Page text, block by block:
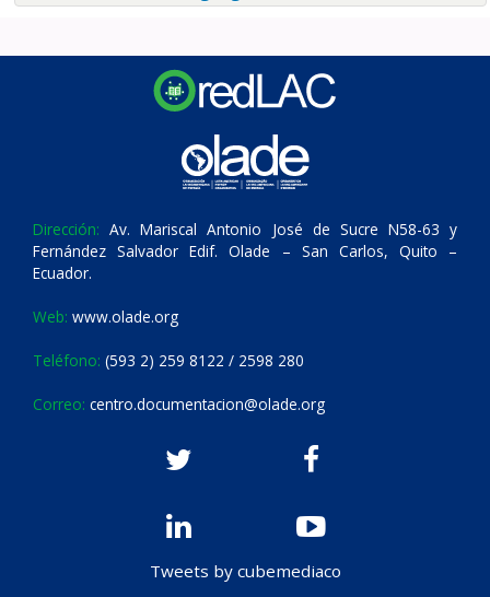
Dirección: Av. Mariscal Antonio José de Sucre N58-63 y
Fernández Salvador Edif. Olade – San Carlos, Quito –
Ecuador.
Web: www.olade.org
Teléfono: (593 2) 259 8122 / 2598 280
Correo: centro.documentacion@olade.org
Tweets by cubemediaco